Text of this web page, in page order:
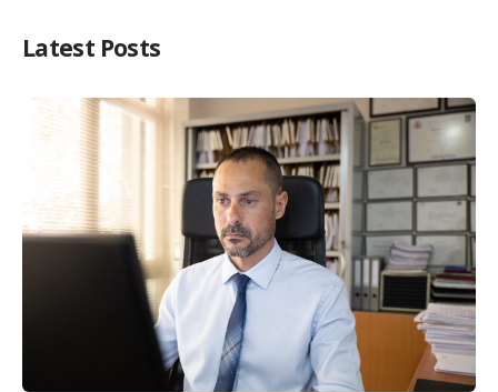
Latest Posts